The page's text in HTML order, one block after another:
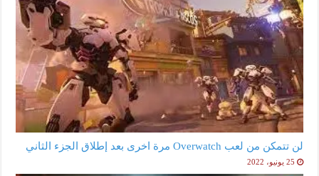
لن تتمكن من لعب Overwatch مرة اخرى بعد إطلاق الجزء الثاني
25 يونيو، 2022